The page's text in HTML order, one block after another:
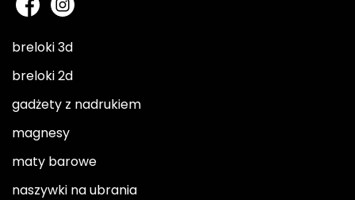
breloki 3d
breloki 2d
gadżety z nadrukiem
magnesy
maty barowe
naszywki na ubrania